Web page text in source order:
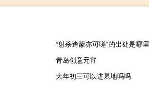
“射杀逢蒙亦可嗟”的出处是哪里
青岛创意元宵
大年初三可以进墓地吗吗